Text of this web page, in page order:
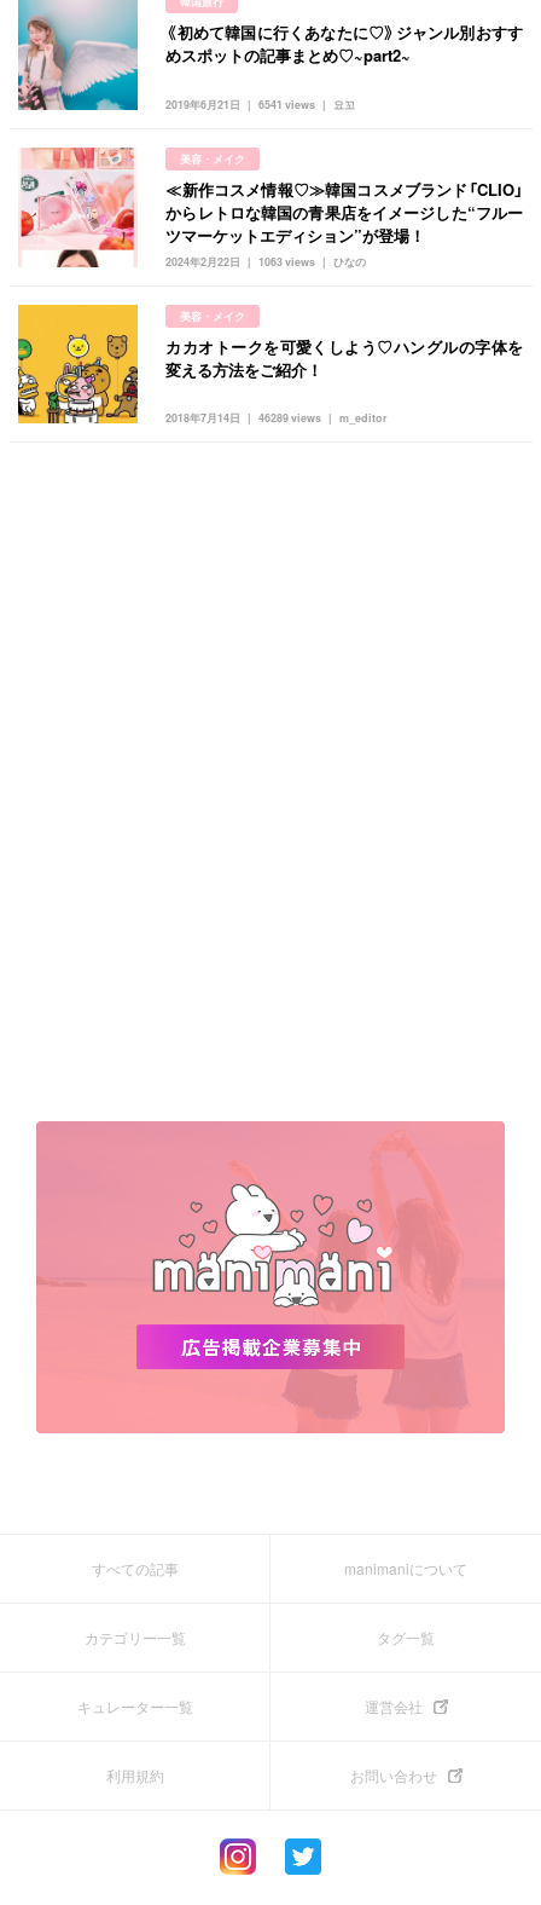
2019年6月21日 요꼬
6541 views
《初めて韓国に行くあなたに♡》ジャンル別おすす
めスポットの記事まとめ♡~part2~
美容・メイク
2024年2月22日 ひなの
1063 views
≪新作コスメ情報♡≫韓国コスメブランド「CLIO」
からレトロな韓国の青果店をイメージした“フルー
ツマーケットエディション”が登場！
美容・メイク
2018年7月14日 m_editor
46289 views
カカオトークを可愛くしよう♡ハングルの字体を
変える方法をご紹介！
すべての記事 manimaniについて
カテゴリー一覧 タグ一覧
キュレーター一覧 運営会社
利用規約 お問い合わせ